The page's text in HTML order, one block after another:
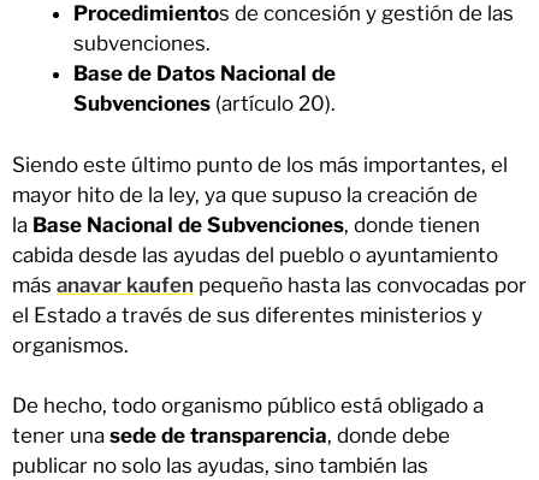
Procedimientos de concesión y gestión de las
subvenciones.
Base de Datos Nacional de
Subvenciones (artículo 20).
Siendo este último punto de los más importantes, el
mayor hito de la ley, ya que supuso la creación de
la Base Nacional de Subvenciones, donde tienen
cabida desde las ayudas del pueblo o ayuntamiento
más anavar kaufen pequeño hasta las convocadas por
el Estado a través de sus diferentes ministerios y
organismos.
De hecho, todo organismo público está obligado a
tener una sede de transparencia, donde debe
publicar no solo las ayudas, sino también las